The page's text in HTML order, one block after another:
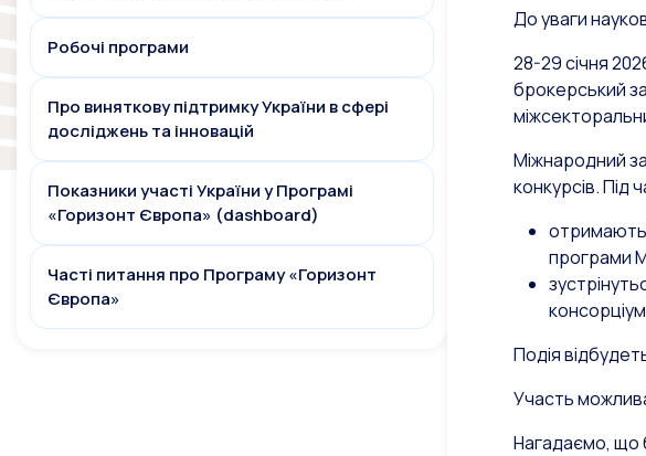
Робочі програми
Про виняткову підтримку України в сфері
досліджень та інновацій
Показники участі України у Програмі
«Горизонт Європа» (dashboard)
Часті питання про Програму «Горизонт
Європа»
До уваги
28-29 січня
брокерський
Міжнародний
конкурсів. Під
отримають
програми
Подія
Участь
Нагадаємо, що